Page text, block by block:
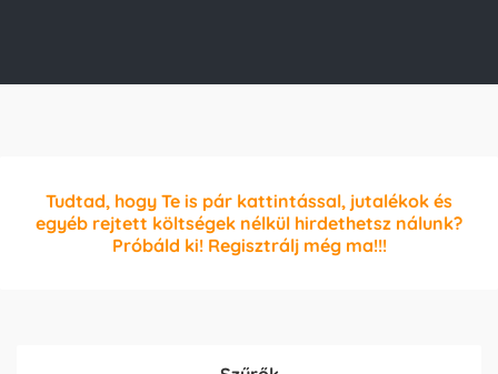
Tudtad, hogy Te is pár kattintással, jutalékok és
egyéb rejtett költségek nélkül hirdethetsz nálunk?
Próbáld ki! Regisztrálj még ma!!!